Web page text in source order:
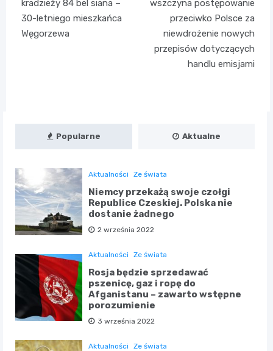
kradzieży 84 bel siana –
30-letniego mieszkańca
Węgorzewa
wszczyna postępowanie
przeciwko Polsce za
niewdrożenie nowych
przepisów dotyczących
handlu emisjami
Popularne Aktualne
Aktualności Ze świata
Niemcy przekażą swoje czołgi
Republice Czeskiej. Polska nie
dostanie żadnego
2 września 2022
Aktualności Ze świata
Rosja będzie sprzedawać
pszenicę, gaz i ropę do
Afganistanu – zawarto wstępne
porozumienie
3 września 2022
Aktualności Ze świata